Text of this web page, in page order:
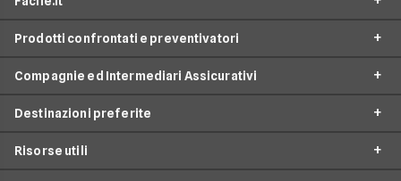
Assicurazione auto online
Prestiti
Prodotti confrontati e preventivatori
Assicurazione sanitaria viaggio
Assicurazione annullamento viaggio
Assicurazione smarrimento bagaglio
Compagnie ed Intermediari Assicurativi
Allianz Partners
Traveleasy
Destinazioni preferite
Risorse utili